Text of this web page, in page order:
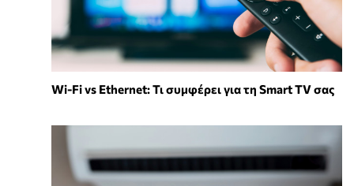
Wi-Fi vs Ethernet: Τι συμφέρει για τη Smart TV σας